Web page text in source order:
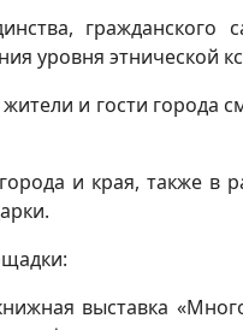
гражданского
уровня этнической
и гости города
и края, также в
выставка